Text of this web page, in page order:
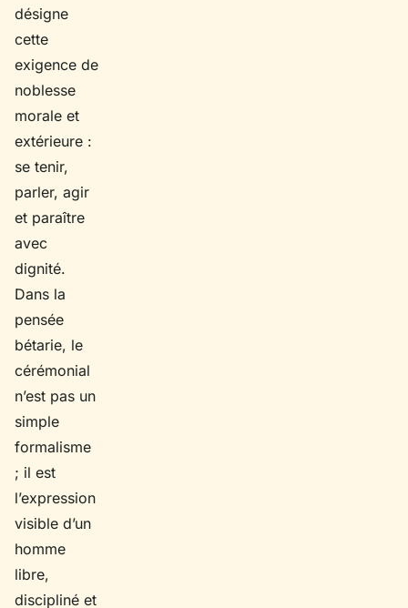
désigne
cette
exigence de
noblesse
morale et
extérieure :
se tenir,
parler, agir
et paraître
avec
dignité.
Dans la
pensée
bétarie, le
cérémonial
n’est pas un
simple
formalisme
; il est
l’expression
visible d’un
homme
libre,
discipliné et